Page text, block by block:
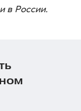
в России.